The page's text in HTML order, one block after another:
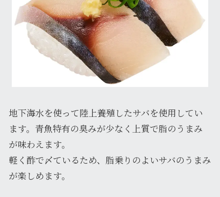
地下海水を使って陸上養殖したサバを使用してい
ます。青魚特有の臭みが少なく上質で脂のうまみ
が味わえます。
軽く酢で〆ているため、脂乗りのよいサバのうまみ
が楽しめます。